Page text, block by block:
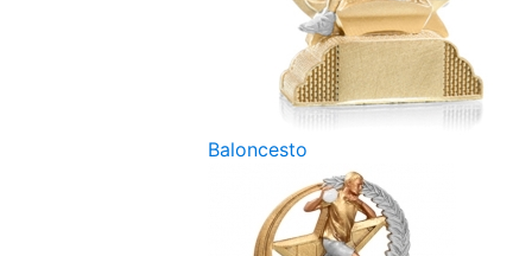
Baloncesto